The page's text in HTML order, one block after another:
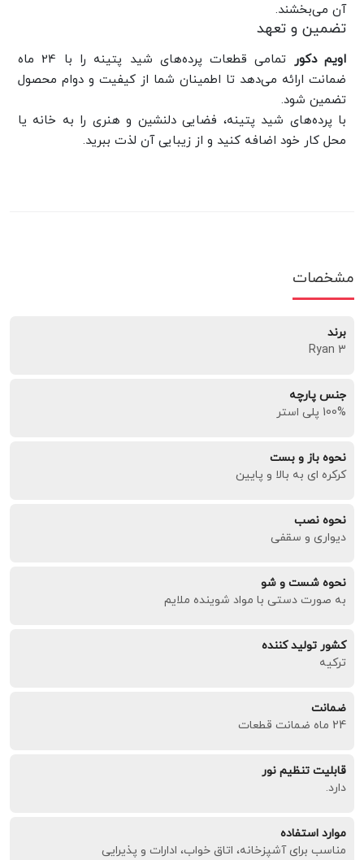
آن می‌بخشند.
تضمین و تعهد
اویم دکور
تمامی قطعات پرده‌های شید پتینه را با 24 ماه
ضمانت ارائه می‌دهد تا اطمینان شما از کیفیت و دوام محصول
تضمین شود.
با پرده‌های شید پتینه، فضایی دلنشین و هنری را به خانه یا
محل کار خود اضافه کنید و از زیبایی آن لذت ببرید.
مشخصات
برند
Ryan 3
جنس پارچه
100% پلی استر
نحوه باز و بست
کرکره ای به بالا و پایین
نحوه نصب
دیواری و سقفی
نحوه شست و شو
به صورت دستی با مواد شوینده ملایم
کشور تولید کننده
ترکیه
ضمانت
24 ماه ضمانت قطعات
قابلیت تنظیم نور
دارد.
موارد استفاده
مناسب برای آشپزخانه، اتاق خواب، ادارات و پذیرایی